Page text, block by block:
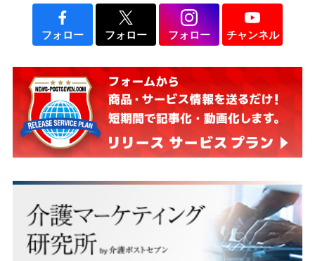
フォロー フォロー フォロー チャンネル